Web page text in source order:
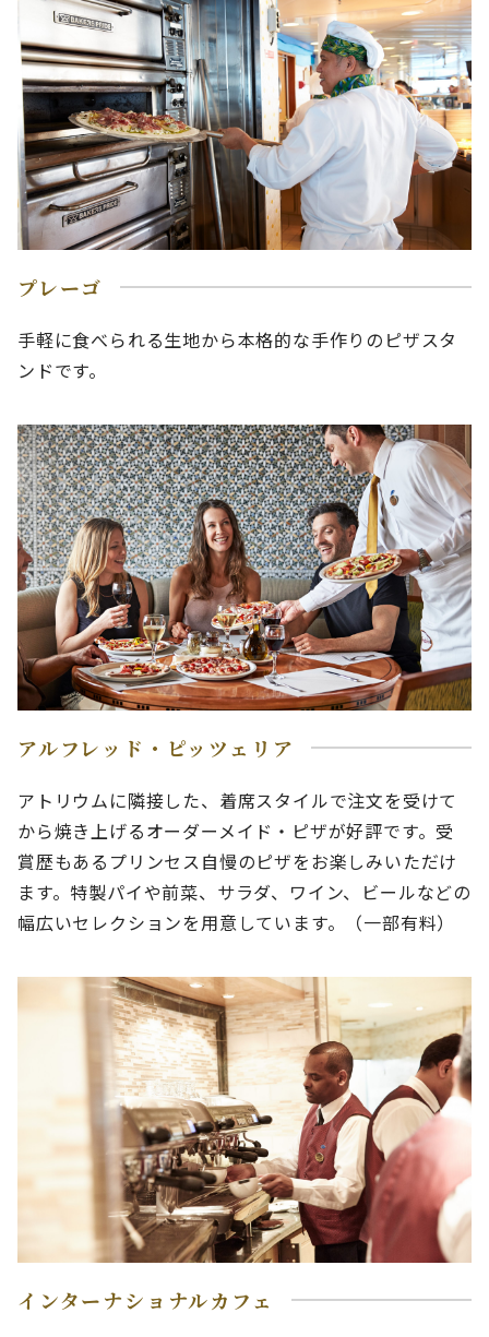
プレーゴ
手軽に食べられる生地から本格的な手作りのピザスタ
ンドです。
アルフレッド・ピッツェリア
アトリウムに隣接した、着席スタイルで注文を受けて
から焼き上げるオーダーメイド・ピザが好評です。受
賞歴もあるプリンセス自慢のピザをお楽しみいただけ
ます。特製パイや前菜、サラダ、ワイン、ビールなどの
幅広いセレクションを用意しています。（一部有料）
インターナショナルカフェ